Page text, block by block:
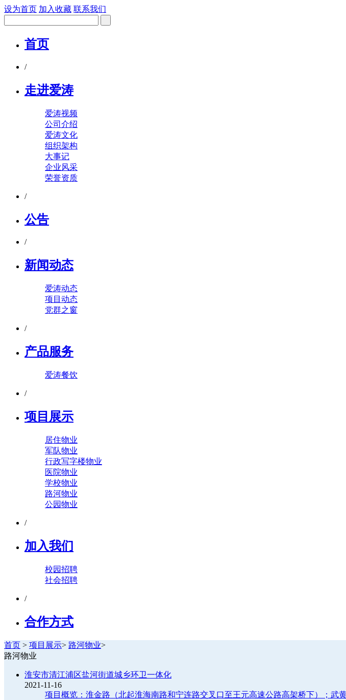
设为首页 加入收藏 联系我们
首页
/
走进爱涛
爱涛视频
公司介绍
爱涛文化
组织架构
大事记
企业风采
荣誉资质
/
公告
/
新闻动态
爱涛动态
项目动态
党群之窗
/
产品服务
爱涛餐饮
/
项目展示
居住物业
军队物业
行政写字楼物业
医院物业
学校物业
路河物业
公园物业
/
加入我们
校园招聘
社会招聘
/
合作方式
首页 > 项目展示> 路河物业>
路河物业
淮安市清江浦区盐河街道城乡环卫一体化
2021-11-16
项目概览：淮金路（北起淮海南路和宁连路交叉口至王元高速公路高架桥下）；